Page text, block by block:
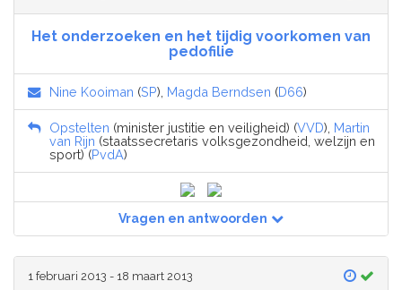
Het onderzoeken en het tijdig voorkomen van
pedofilie
Nine Kooiman (SP), Magda Berndsen (D66)
Opstelten (minister justitie en veiligheid) (VVD), Martin
van Rijn (staatssecretaris volksgezondheid, welzijn en
sport) (PvdA)
Vragen en antwoorden
1 februari 2013 - 18 maart 2013